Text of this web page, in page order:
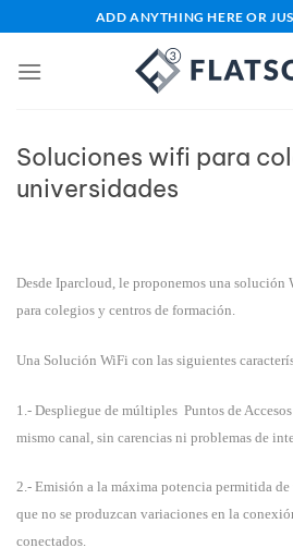
al
contenido
ADD ANYTHING HERE OR
Soluciones wifi para
universidades
Desde Iparcloud, le proponemos una solución
para colegios y centros de formación.
Una Solución WiFi con las siguientes
1.- Despliegue de múltiples Puntos de
mismo canal, sin carencias ni problemas de
2.- Emisión a la máxima potencia permitida
que no se produzcan variaciones en la
conectados.